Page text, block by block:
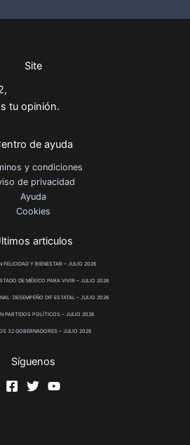
Site
tu opinión.
de ayuda
y condiciones
de privacidad
Ayuda
Cookies
articulos
FELICIDAD Y BIENESTAR – JULIO 2026
DE MÉXICO PARA VIVIR – JULIO 2026
DESEMPEÑO DIF ESTATAL – JULIO 2026
PARTIDOS POLÍTICOS – JULIO 2026
32 GOBERNADORES – JULIO 2026
Síguenos